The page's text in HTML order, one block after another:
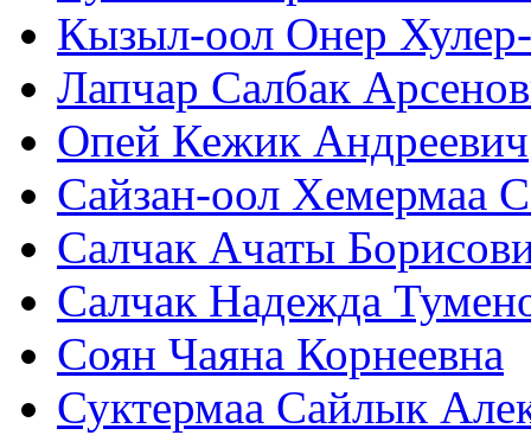
Кызыл-оол Онер
Лапчар Салбак
Опей Кежик Андреевич
Сайзан-оол Хемермаа
Салчак Ачаты
Салчак Надежда
Соян Чаяна Корнеевна
Суктермаа Сайлык